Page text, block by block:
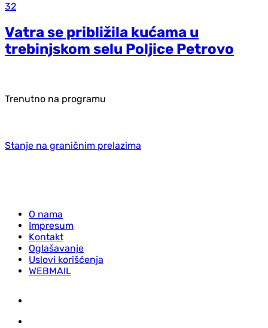
32
Vatra se približila kućama u
trebinjskom selu Poljice Petrovo
Trenutno na programu
Stanje na graničnim prelazima
O nama
Impresum
Kontakt
Oglašavanje
Uslovi korišćenja
WEBMAIL